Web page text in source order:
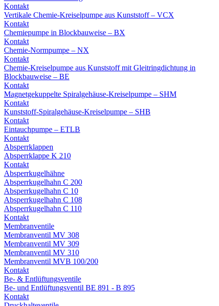
Kontakt
Vertikale Chemie-Kreiselpumpe aus Kunststoff – VCX
Kontakt
Chemiepumpe in Blockbauweise – BX
Kontakt
Chemie-Normpumpe – NX
Kontakt
Chemie-Kreiselpumpe aus Kunststoff mit Gleitringdichtung in
Blockbauweise – BE
Kontakt
Magnetgekuppelte Spiralgehäuse-Kreiselpumpe – SHM
Kontakt
Kunststoff-Spiralgehäuse-Kreiselpumpe – SHB
Kontakt
Eintauchpumpe – ETLB
Kontakt
Absperrklappen
Absperrklappe K 210
Kontakt
Absperrkugelhähne
Absperrkugelhahn C 200
Absperrkugelhahn C 10
Absperrkugelhahn C 108
Absperrkugelhahn C 110
Kontakt
Membranventile
Membranventil MV 308
Membranventil MV 309
Membranventil MV 310
Membranventil MVB 100/200
Kontakt
Be- & Entlüftungsventile
Be- und Entlüftungsventil BE 891 - B 895
Kontakt